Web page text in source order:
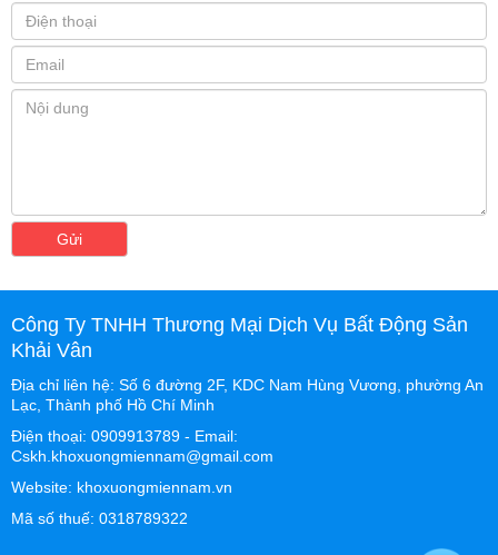
Gửi
Công Ty TNHH Thương Mại Dịch Vụ Bất Động Sản
Khải Vân
Địa chỉ liên hệ: Số 6 đường 2F, KDC Nam Hùng Vương, phường An
Lạc, Thành phố Hồ Chí Minh
Điện thoại: 0909913789 - Email:
Cskh.khoxuongmiennam@gmail.com
Website: khoxuongmiennam.vn
Mã số thuế: 0318789322